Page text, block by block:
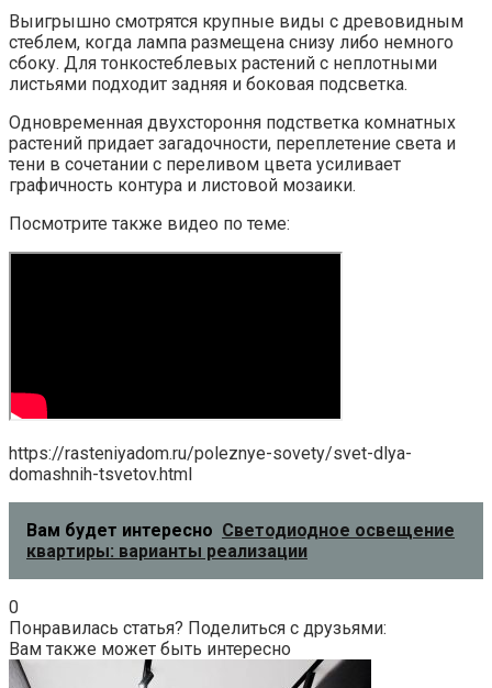
Выигрышно смотрятся крупные виды с древовидным
стеблем, когда лампа размещена снизу либо немного
сбоку. Для тонкостеблевых растений с неплотными
листьями подходит задняя и боковая подсветка.
Одновременная двухстороння подстветка комнатных
растений придает загадочности, переплетение света и
тени в сочетании с переливом цвета усиливает
графичность контура и листовой мозаики.
Посмотрите также видео по теме:
https://rasteniyadom.ru/poleznye-sovety/svet-dlya-
domashnih-tsvetov.html
Вам будет интересно Светодиодное освещение
квартиры: варианты реализации
0
Понравилась статья? Поделиться с друзьями:
Вам также может быть интересно